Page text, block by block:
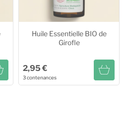
Huile Essentielle BIO de
Girofle
2,95 €
3 contenances